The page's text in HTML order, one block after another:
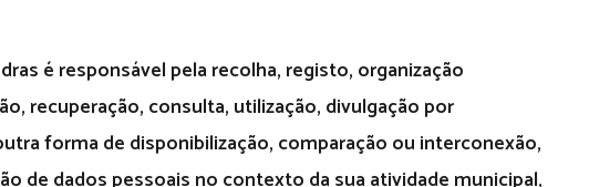
é responsável pela recolha, registo, organização
recuperação, consulta, utilização, divulgação por
forma de disponibilização, comparação ou interconexão,
de dados pessoais no contexto da sua atividade municipal,